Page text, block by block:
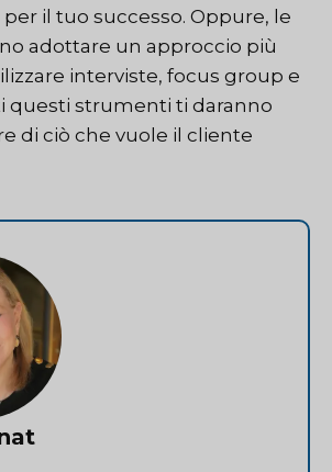
il tuo successo. Oppure, le
adottare un approccio più
interviste, focus group e
questi strumenti ti daranno
di ciò che vuole il cliente